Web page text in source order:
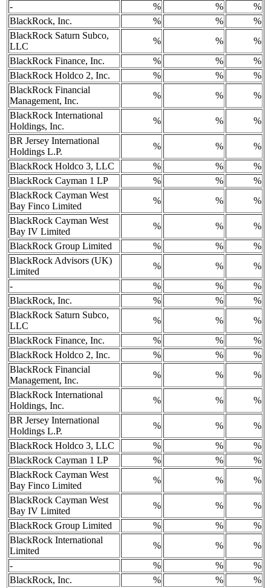
-
% %
%
BlackRock, Inc.
% %
%
BlackRock Saturn Subco,
LLC
% %
%
BlackRock Finance, Inc.
% %
%
BlackRock Holdco 2, Inc.
% %
%
BlackRock Financial
Management, Inc.
% %
%
BlackRock International
Holdings, Inc.
% %
%
BR Jersey International
Holdings L.P.
% %
%
BlackRock Holdco 3, LLC
% %
%
BlackRock Cayman 1 LP
% %
%
BlackRock Cayman West
Bay Finco Limited
% %
%
BlackRock Cayman West
Bay IV Limited
% %
%
BlackRock Group Limited
% %
%
BlackRock Advisors (UK)
Limited
% %
%
-
% %
%
BlackRock, Inc.
% %
%
BlackRock Saturn Subco,
LLC
% %
%
BlackRock Finance, Inc.
% %
%
BlackRock Holdco 2, Inc.
% %
%
BlackRock Financial
Management, Inc.
% %
%
BlackRock International
Holdings, Inc.
% %
%
BR Jersey International
Holdings L.P.
% %
%
BlackRock Holdco 3, LLC
% %
%
BlackRock Cayman 1 LP
% %
%
BlackRock Cayman West
Bay Finco Limited
% %
%
BlackRock Cayman West
Bay IV Limited
% %
%
BlackRock Group Limited
% %
%
BlackRock International
Limited
% %
%
-
% %
%
BlackRock, Inc.
% %
%